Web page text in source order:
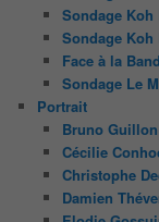
Sondage Koh
Sondage Koh
Face à la
Sondage Le
Portrait
Bruno Guillon
Cécilie
Christophe
Damien